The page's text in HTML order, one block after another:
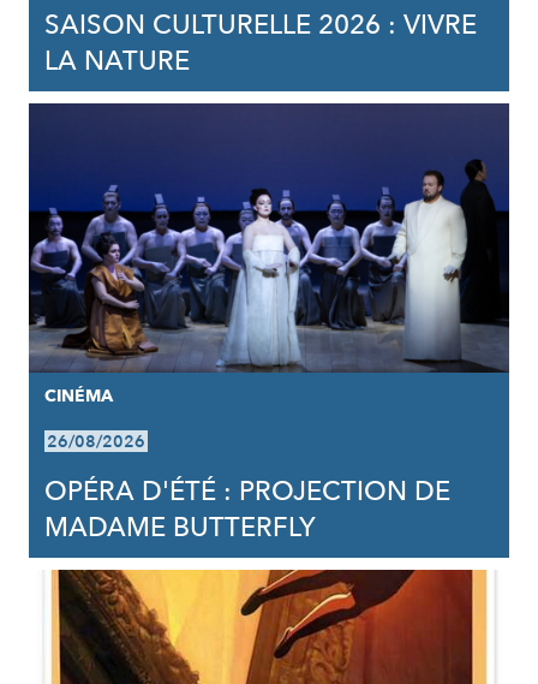
SAISON CULTURELLE 2026 : VIVRE
LA NATURE
CINÉMA
26/08/2026
OPÉRA D'ÉTÉ : PROJECTION DE
MADAME BUTTERFLY